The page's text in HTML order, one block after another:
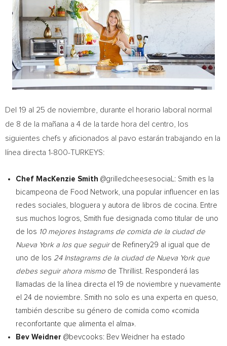
Del 19 al 25 de noviembre, durante el horario laboral normal
de 8 de la mañana a 4 de la tarde hora del centro, los
siguientes chefs y aficionados al pavo estarán trabajando en la
línea directa 1-800-TURKEYS:
Chef MacKenzie Smith @grilledcheesesociaL: Smith es la
bicampeona de Food Network, una popular influencer en las
redes sociales, bloguera y autora de libros de cocina. Entre
sus muchos logros, Smith fue designada como titular de uno
de los 10 mejores Instagrams de comida de la ciudad de
Nueva Yorka los que seguirde Refinery29 al igual que de
uno de los 24 Instagrams de la ciudad de Nueva Yorkque
debes seguir ahora mismo de Thrillist. Responderá las
llamadas de la línea directa el 19 de noviembre y nuevamente
el 24 de noviembre. Smith no solo es una experta en queso,
también describe su género de comida como «comida
reconfortante que alimenta el alma».
Bev Weidner @bevcooks: Bev Weidner ha estado